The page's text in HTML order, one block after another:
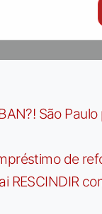
São
de
RESCINDIR